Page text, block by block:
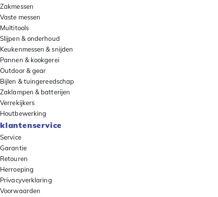
Zakmessen
Vaste messen
Multitools
Slijpen & onderhoud
Keukenmessen & snijden
Pannen & kookgerei
Outdoor & gear
Bijlen & tuingereedschap
Zaklampen & batterijen
Verrekijkers
Houtbewerking
klantenservice
Service
Garantie
Retouren
Herroeping
Privacyverklaring
Voorwaarden